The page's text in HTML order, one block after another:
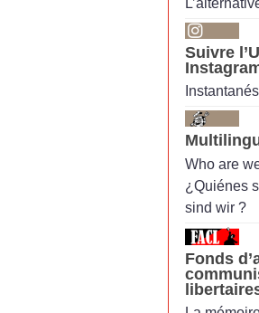
Suivre
Who are
¿Quiénes
sind wir ?
Fonds